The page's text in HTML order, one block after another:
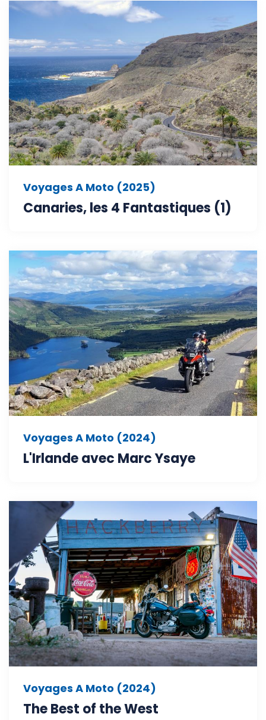
Voyages A Moto (2025)
Canaries, les 4 Fantastiques (1)
Voyages A Moto (2024)
L'Irlande avec Marc Ysaye
Voyages A Moto (2024)
The Best of the West